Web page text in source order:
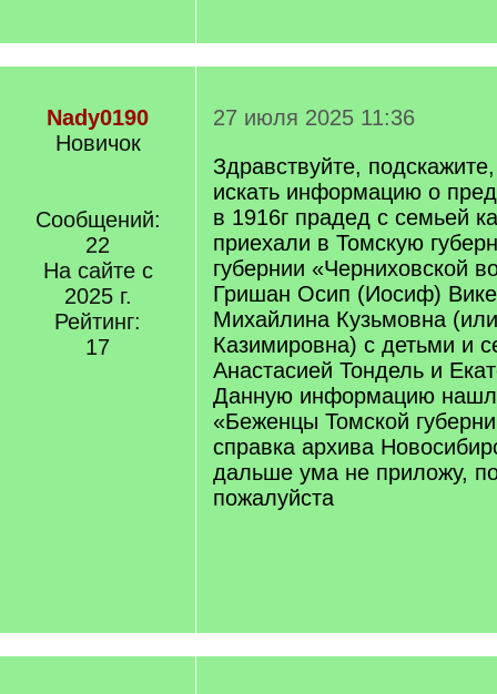
Nady0190
Новичок
Сообщений:
22
На сайте с
2025 г.
Рейтинг:
17
27 июля 2025 11:36
Здравствуйте,
искать информацию о
в 1916г прадед с семьей
приехали в Томскую
губернии «Черниховской
Гришан Осип (Иосиф)
Михайлина Кузьмовна
Казимировна) с детьми и
Анастасией Тондель и
Данную информацию
«Беженцы Томской
справка архива
дальше ума не приложу,
пожалуйста